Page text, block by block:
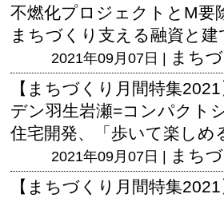
不燃化プロジェクトとM要
まちづくり支える融資と
2021年09月07日 | まち
【まちづくり月間特集
デン羽生岩瀬=コンパクト
住宅開発、「歩いて楽しめ
2021年09月07日 | まち
【まちづくり月間特集